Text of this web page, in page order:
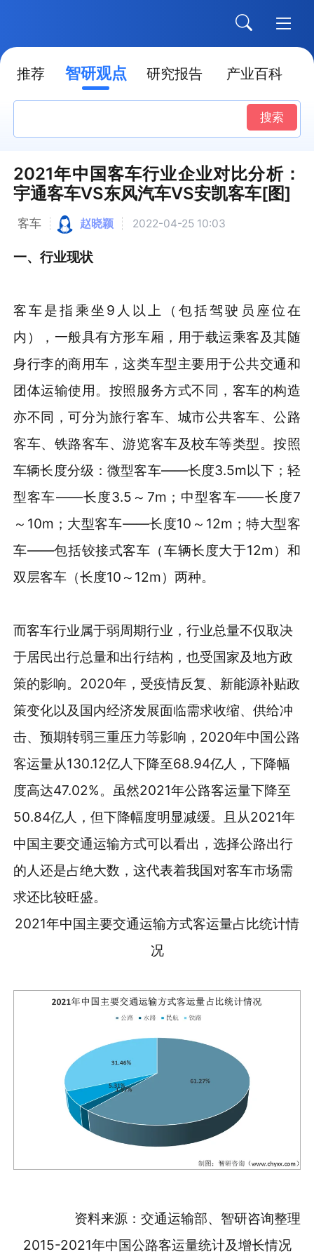
推荐 智研观点 研究报告 产业百科
搜索
2021年中国客车行业企业对比分析：
宇通客车VS东风汽车VS安凯客车[图]
客车 赵晓颖 2022-04-25 10:03
一、行业现状
客车是指乘坐9人以上（包括驾驶员座位在
内），一般具有方形车厢，用于载运乘客及其随
身行李的商用车，这类车型主要用于公共交通和
团体运输使用。按照服务方式不同，客车的构造
亦不同，可分为旅行客车、城市公共客车、公路
客车、铁路客车、游览客车及校车等类型。按照
车辆长度分级：微型客车——长度3.5m以下；轻
型客车——长度3.5～7m；中型客车——长度7
～10m；大型客车——长度10～12m；特大型客
车——包括铰接式客车（车辆长度大于12m）和
双层客车（长度10～12m）两种。
而客车行业属于弱周期行业，行业总量不仅取决
于居民出行总量和出行结构，也受国家及地方政
策的影响。2020年，受疫情反复、新能源补贴政
策变化以及国内经济发展面临需求收缩、供给冲
击、预期转弱三重压力等影响，2020年中国公路
客运量从130.12亿人下降至68.94亿人，下降幅
度高达47.02%。虽然2021年公路客运量下降至
50.84亿人，但下降幅度明显减缓。且从2021年
中国主要交通运输方式可以看出，选择公路出行
的人还是占绝大数，这代表着我国对客车市场需
求还比较旺盛。
2021年中国主要交通运输方式客运量占比统计情
况
资料来源：交通运输部、智研咨询整理
2015-2021年中国公路客运量统计及增长情况